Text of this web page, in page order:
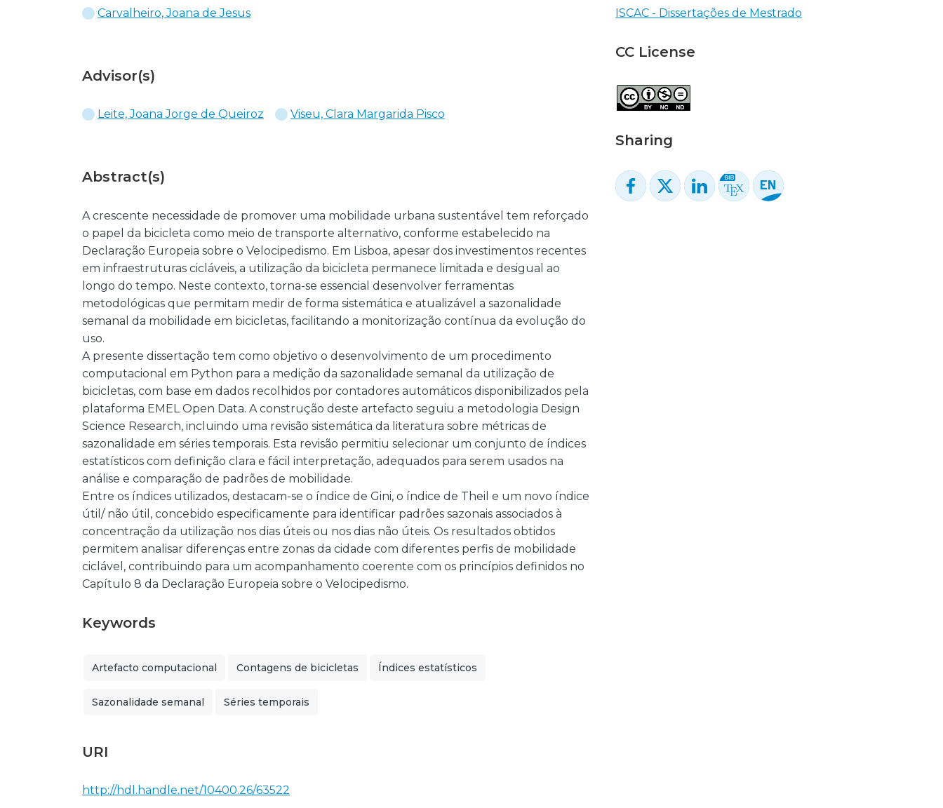
Carvalheiro, Joana de Jesus
Advisor(s)
Leite, Joana Jorge de Queiroz Viseu, Clara Margarida Pisco
Abstract(s)
A crescente necessidade de promover uma mobilidade urbana sustentável tem reforçado
o papel da bicicleta como meio de transporte alternativo, conforme estabelecido na
Declaração Europeia sobre o Velocipedismo. Em Lisboa, apesar dos investimentos recentes
em infraestruturas cicláveis, a utilização da bicicleta permanece limitada e desigual ao
longo do tempo. Neste contexto, torna-se essencial desenvolver ferramentas
metodológicas que permitam medir de forma sistemática e atualizável a sazonalidade
semanal da mobilidade em bicicletas, facilitando a monitorização contínua da evolução do
uso.
A presente dissertação tem como objetivo o desenvolvimento de um procedimento
computacional em Python para a medição da sazonalidade semanal da utilização de
bicicletas, com base em dados recolhidos por contadores automáticos disponibilizados pela
plataforma EMEL Open Data. A construção deste artefacto seguiu a metodologia Design
Science Research, incluindo uma revisão sistemática da literatura sobre métricas de
sazonalidade em séries temporais. Esta revisão permitiu selecionar um conjunto de índices
estatísticos com definição clara e fácil interpretação, adequados para serem usados na
análise e comparação de padrões de mobilidade.
Entre os índices utilizados, destacam-se o índice de Gini, o índice de Theil e um novo índice
útil/ não útil, concebido especificamente para identificar padrões sazonais associados à
concentração da utilização nos dias úteis ou nos dias não úteis. Os resultados obtidos
permitem analisar diferenças entre zonas da cidade com diferentes perfis de mobilidade
ciclável, contribuindo para um acompanhamento coerente com os princípios definidos no
Capítulo 8 da Declaração Europeia sobre o Velocipedismo.
Keywords
Artefacto computacional Contagens de bicicletas Índices estatísticos
Sazonalidade semanal Séries temporais
URI
http://hdl.handle.net/10400.26/63522
ISCAC - Dissertações de Mestrado
CC License
Sharing